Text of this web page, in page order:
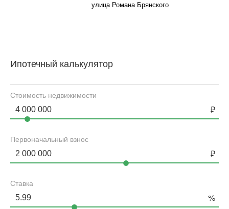
улица Романа Брянского
Ипотечный калькулятор
Стоимость недвижимости
Первоначальный взнос
Ставка